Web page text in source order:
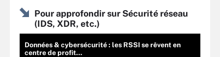
Pour approfondir sur Sécurité réseau
(IDS, XDR, etc.)
Données & cybersécurité : les RSSI se rêvent en
centre de profit…